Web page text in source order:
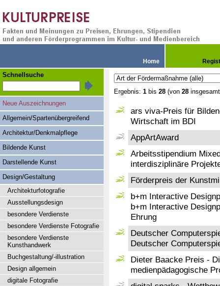
Home
Ergebnis: 1 bis 28 (von 28
ars viva-Preis für
Wirtschaft im BDI
AppArtAward
Arbeitsstipendium
interdisziplinäre
Förderpreis der
b+m Interactive
b+m Interactive
Ehrung
Deutscher
Deutscher
Dieter Baacke Preis -
medienpädagogische
Schnellsuche
Neue Auszeichnungen
Allgemein/Spartenübergreifend
Architektur/Denkmalpflege
Bildende Kunst
Darstellende Kunst
Design/Gestaltung
Architekturfotografie
Ausstellungsdesign
besondere Verdienste
besondere Verdienste Fotografie
besondere Verdienste
Kunsthandwerk
Buchgestaltung/-illustration
Design allgemein
digitale Fotografie